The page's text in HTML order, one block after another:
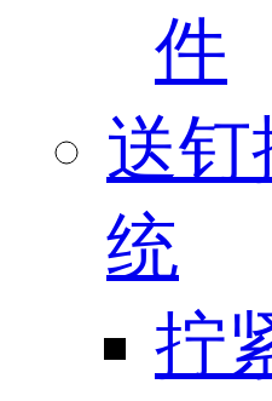
件
送钉
统
拧